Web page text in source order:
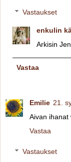
Vastaukset
enkulin
Arkisin
Vastaa
Emilie 21.
Aivan ihanat
Vastaa
Vastaukset